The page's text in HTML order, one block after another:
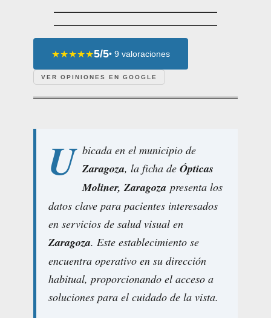
★★★★★5/5• 9 valoraciones
VER OPINIONES EN GOOGLE
U bicada en el municipio de
Zaragoza, la ficha de Ópticas
Moliner, Zaragoza presenta los
datos clave para pacientes interesados
en servicios de salud visual en
Zaragoza. Este establecimiento se
encuentra operativo en su dirección
habitual, proporcionando el acceso a
soluciones para el cuidado de la vista.